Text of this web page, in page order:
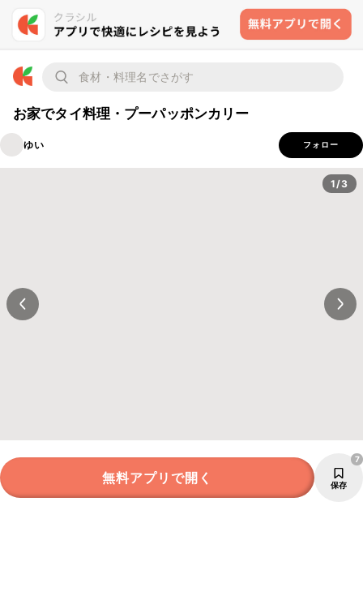
お家でタイ料理・プーパッポンカリー
ゆい フォロー
1/3
無料アプリで開く 保存
7